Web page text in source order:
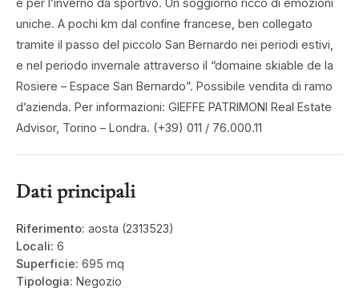
uniche. A pochi km dal confine francese, ben collegato
tramite il passo del piccolo San Bernardo nei periodi estivi,
e nel periodo invernale attraverso il “domaine skiable de la
Rosiere – Espace San Bernardo”. Possibile vendita di ramo
d’azienda. Per informazioni: GIEFFE PATRIMONI Real Estate
Advisor, Torino – Londra. (+39) 011 / 76.000.11
Dati principali
Riferimento: aosta (2313523)
Locali: 6
Superficie: 695 mq
Tipologia: Negozio